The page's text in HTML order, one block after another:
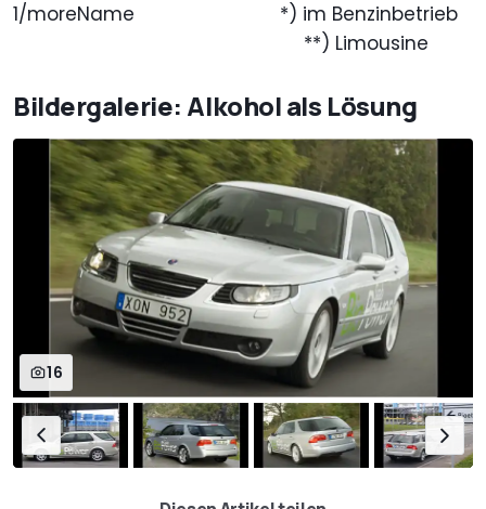
1/moreName
*) im Benzinbetrieb
**) Limousine
Bildergalerie: Alkohol als Lösung
16